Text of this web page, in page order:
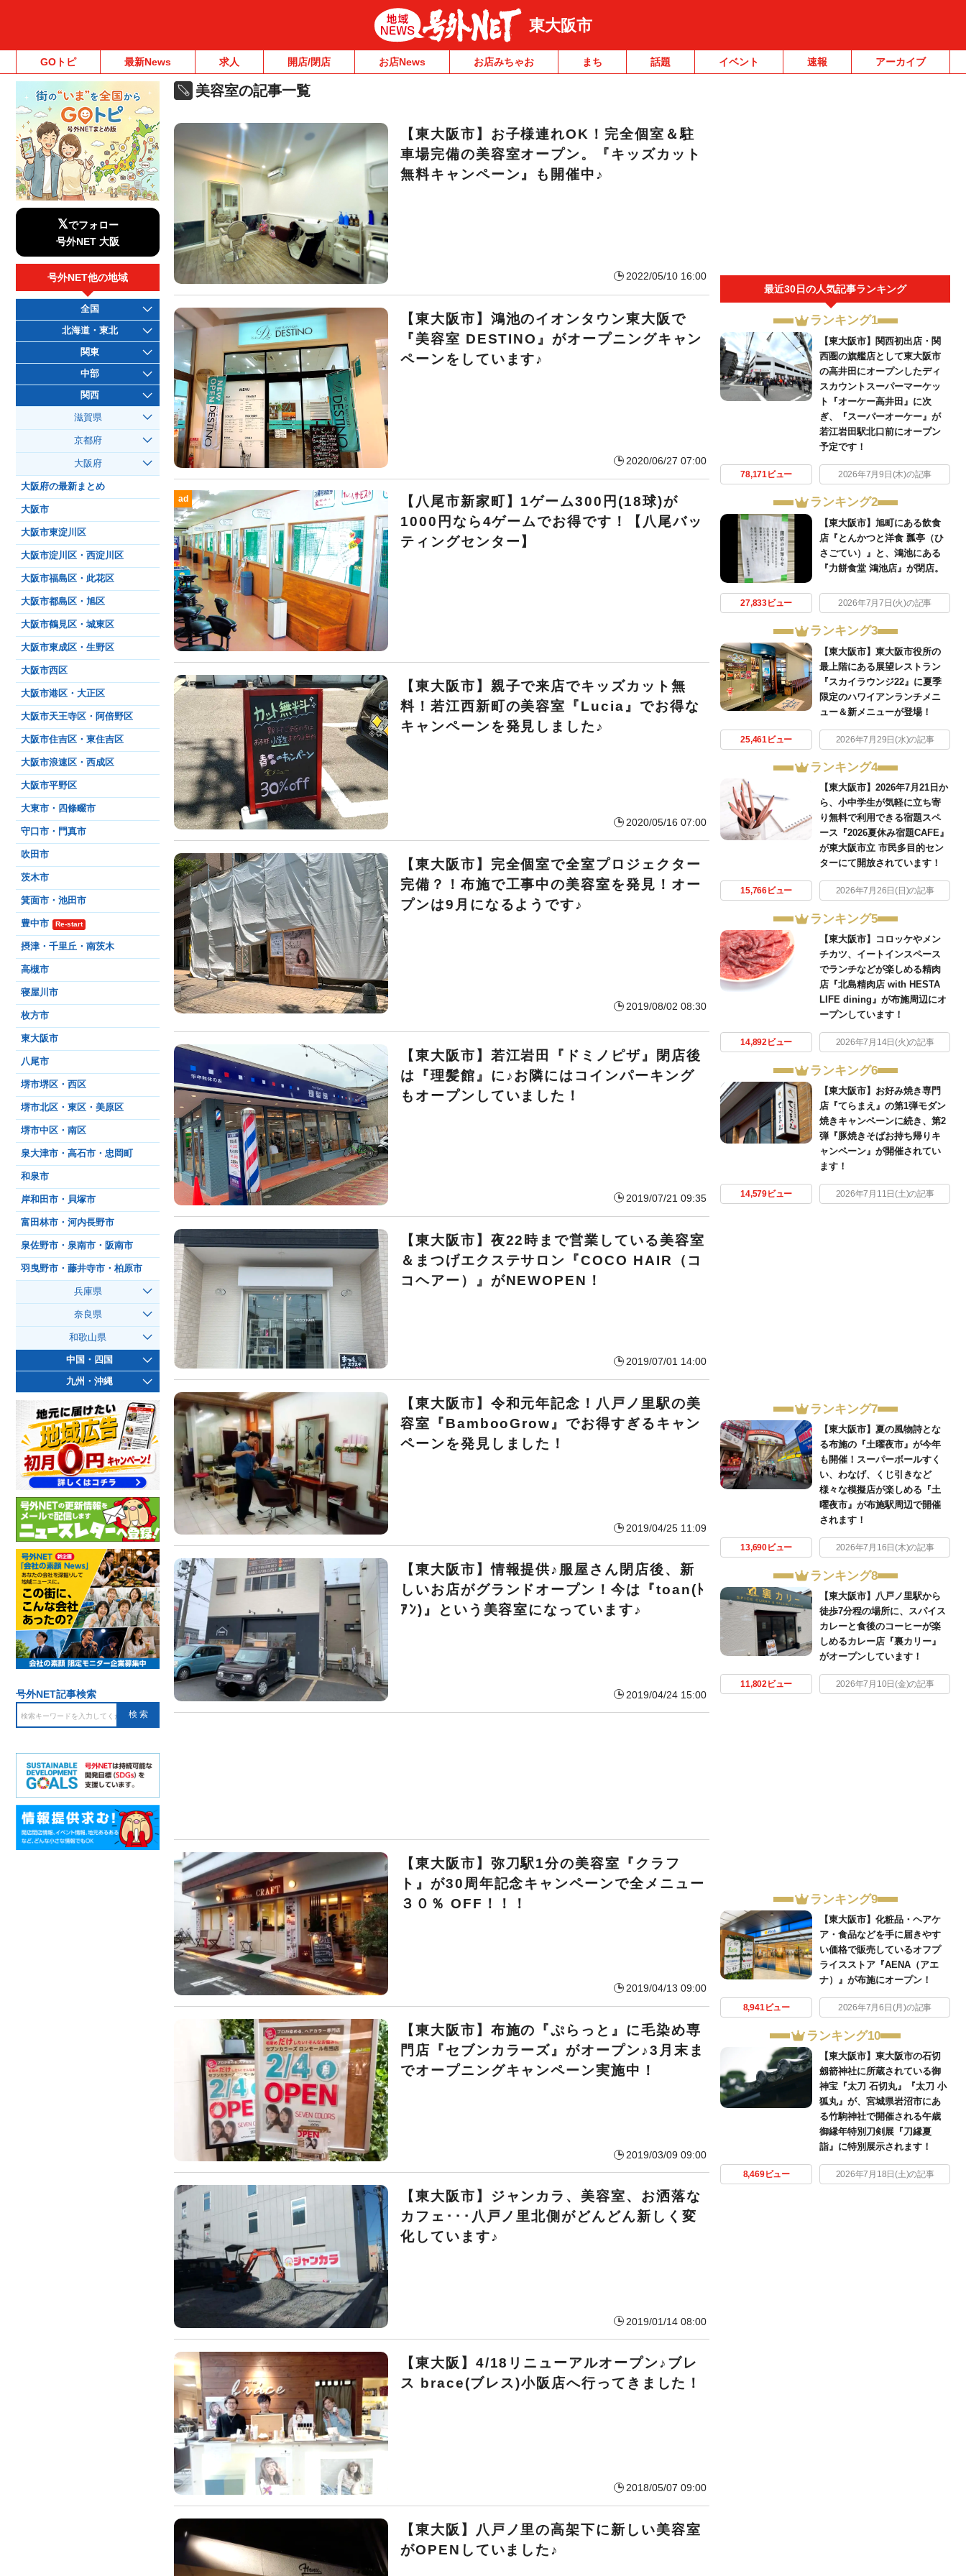
東大阪市
GOトピ 最新News 求人 開店/閉店 お店News お店みちゃお まち 話題 イベント 速報 アーカイブ
美容室の記事一覧
【東大阪市】お子様連れOK！完全個室＆駐
車場完備の美容室オープン。『キッズカット
無料キャンペーン』も開催中♪
2022/05/10 16:00
【東大阪市】鴻池のイオンタウン東大阪で
『美容室 DESTINO』がオープニングキャン
ペーンをしています♪
2020/06/27 07:00
ad
【八尾市新家町】1ゲーム300円(18球)が
1000円なら4ゲームでお得です！【八尾バッ
ティングセンター】
【東大阪市】親子で来店でキッズカット無
料！若江西新町の美容室『Lucia』でお得な
キャンペーンを発見しました♪
2020/05/16 07:00
【東大阪市】完全個室で全室プロジェクター
完備？！布施で工事中の美容室を発見！オー
プンは9月になるようです♪
2019/08/02 08:30
【東大阪市】若江岩田『ドミノピザ』閉店後
は『理髪館』に♪お隣にはコインパーキング
もオープンしていました！
2019/07/21 09:35
【東大阪市】夜22時まで営業している美容室
＆まつげエクステサロン『COCO HAIR（コ
コヘアー）』がNEWOPEN！
2019/07/01 14:00
【東大阪市】令和元年記念！八戸ノ里駅の美
容室『BambooGrow』でお得すぎるキャン
ペーンを発見しました！
2019/04/25 11:09
【東大阪市】情報提供♪服屋さん閉店後、新
しいお店がグランドオープン！今は『toan(ﾄ
ｱﾝ)』という美容室になっています♪
2019/04/24 15:00
【東大阪市】弥刀駅1分の美容室『クラフ
ト』が30周年記念キャンペーンで全メニュー
３０％ OFF！！！
2019/04/13 09:00
【東大阪市】布施の『ぷらっと』に毛染め専
門店『セブンカラーズ』がオープン♪3月末ま
でオープニングキャンペーン実施中！
2019/03/09 09:00
【東大阪市】ジャンカラ、美容室、お洒落な
カフェ･･･八戸ノ里北側がどんどん新しく変
化しています♪
2019/01/14 08:00
【東大阪】4/18リニューアルオープン♪ブレ
ス brace(ブレス)小阪店へ行ってきました！
2018/05/07 09:00
【東大阪】八戸ノ里の高架下に新しい美容室
がOPENしていました♪
最近30日の人気記事ランキング
ランキング1
【東大阪市】関西初出店・関
西圏の旗艦店として東大阪市
の高井田にオープンしたディ
スカウントスーパーマーケッ
ト『オーケー高井田』に次
ぎ、『スーパーオーケー』が
若江岩田駅北口前にオープン
予定です！
78,171ビュー 2026年7月9日(木)の記事
ランキング2
【東大阪市】旭町にある飲食
店『とんかつと洋食 瓢亭（ひ
さごてい）』と、鴻池にある
『力餅食堂 鴻池店』が閉店。
27,833ビュー 2026年7月7日(火)の記事
ランキング3
【東大阪市】東大阪市役所の
最上階にある展望レストラン
『スカイラウンジ22』に夏季
限定のハワイアンランチメニ
ュー＆新メニューが登場！
25,461ビュー 2026年7月29日(水)の記事
ランキング4
【東大阪市】2026年7月21日か
ら、小中学生が気軽に立ち寄
り無料で利用できる宿題スペ
ース『2026夏休み宿題CAFE』
が東大阪市立 市民多目的セン
ターにて開放されています！
15,766ビュー 2026年7月26日(日)の記事
ランキング5
【東大阪市】コロッケやメン
チカツ、イートインスペース
でランチなどが楽しめる精肉
店『北島精肉店 with HESTA
LIFE dining』が布施周辺にオ
ープンしています！
14,892ビュー 2026年7月14日(火)の記事
ランキング6
【東大阪市】お好み焼き専門
店『てらまえ』の第1弾モダン
焼きキャンペーンに続き、第2
弾『豚焼きそばお持ち帰りキ
ャンペーン』が開催されてい
ます！
14,579ビュー 2026年7月11日(土)の記事
ランキング7
【東大阪市】夏の風物詩とな
る布施の『土曜夜市』が今年
も開催！スーパーボールすく
い、わなげ、くじ引きなど
様々な模擬店が楽しめる『土
曜夜市』が布施駅周辺で開催
されます！
13,690ビュー 2026年7月16日(木)の記事
ランキング8
【東大阪市】八戸ノ里駅から
徒歩7分程の場所に、スパイス
カレーと食後のコーヒーが楽
しめるカレー店『裏カリー』
がオープンしています！
11,802ビュー 2026年7月10日(金)の記事
ランキング9
【東大阪市】化粧品・ヘアケ
ア・食品などを手に届きやす
い価格で販売しているオフプ
ライスストア『AENA（アエ
ナ）』が布施にオープン！
8,941ビュー 2026年7月6日(月)の記事
ランキング10
【東大阪市】東大阪市の石切
劔箭神社に所蔵されている御
神宝『太刀 石切丸』『太刀 小
狐丸』が、宮城県岩沼市にあ
る竹駒神社で開催される午歳
御縁年特別刀剣展『刀縁夏
詣』に特別展示されます！
8,469ビュー 2026年7月18日(土)の記事
𝕏でフォロー
号外NET 大阪
号外NET他の地域
全国
北海道・東北
関東
中部
関西
滋賀県
京都府
大阪府
大阪府の最新まとめ
大阪市
大阪市東淀川区
大阪市淀川区・西淀川区
大阪市福島区・此花区
大阪市都島区・旭区
大阪市鶴見区・城東区
大阪市東成区・生野区
大阪市西区
大阪市港区・大正区
大阪市天王寺区・阿倍野区
大阪市住吉区・東住吉区
大阪市浪速区・西成区
大阪市平野区
大東市・四條畷市
守口市・門真市
吹田市
茨木市
箕面市・池田市
豊中市 Re-start
摂津・千里丘・南茨木
高槻市
寝屋川市
枚方市
東大阪市
八尾市
堺市堺区・西区
堺市北区・東区・美原区
堺市中区・南区
泉大津市・高石市・忠岡町
和泉市
岸和田市・貝塚市
富田林市・河内長野市
泉佐野市・泉南市・阪南市
羽曳野市・藤井寺市・柏原市
兵庫県
奈良県
和歌山県
中国・四国
九州・沖縄
号外NET記事検索